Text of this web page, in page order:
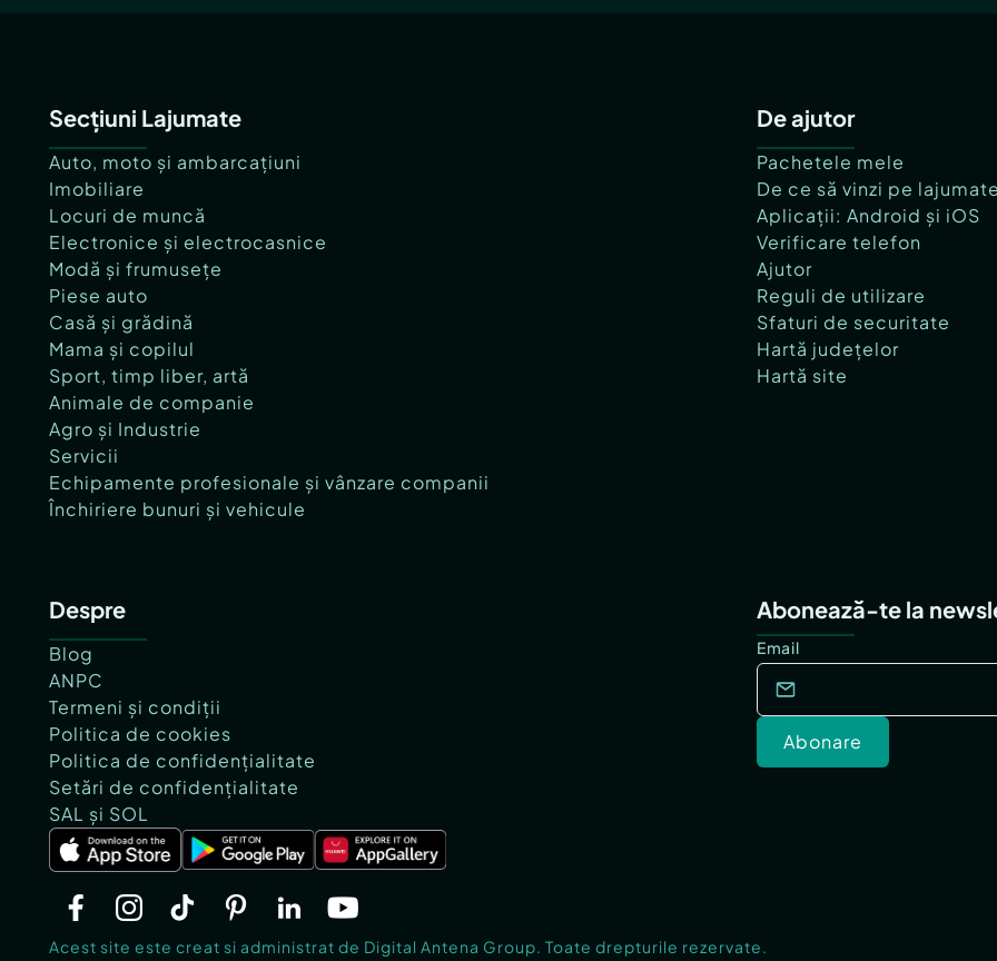
Secțiuni Lajumate
Auto, moto și ambarcațiuni
Imobiliare
Locuri de muncă
Electronice și electrocasnice
Modă și frumusețe
Piese auto
Casă și grădină
Mama și copilul
Sport, timp liber, artă
Animale de companie
Agro și Industrie
Servicii
Echipamente profesionale și vânzare companii
Închiriere bunuri și vehicule
De ajutor
Pachetele mele
De ce să vinzi pe
Aplicații: Android și iOS
Verificare telefon
Ajutor
Reguli de utilizare
Sfaturi de securitate
Hartă județelor
Hartă site
Despre
Blog
ANPC
Termeni și condiții
Politica de cookies
Politica de confidențialitate
Setări de confidențialitate
SAL și SOL
Abonează-te la
Email
Abonare
Acest site este creat si administrat de Digital Antena Group. Toate drepturile rezervate.